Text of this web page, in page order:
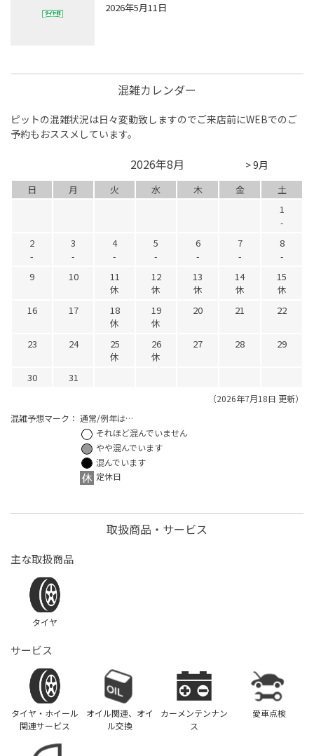
2026年5月11日
混雑カレンダー
ピットの混雑状況は日々変動致しますのでご来店前にWEBでのご
予約もおススメしています。
> 9月
2026年8月
日 月 火 水 木 金
土
1
-
2
-
3
-
4
-
5
-
6
-
7
-
8
-
9
10
11
休
12
休
13
休
14
休
15
休
16
17
18
休
19
休
20 21 22
23 24
25
休
26
休
27 28 29
30 31
（2026年7月18日 更新）
混雑予想マーク： 通常/例年は…
それほど混んでいません
やや混んでいます
混んでいます
定休日
取扱商品・サービス
主な取扱商品
タイヤ
サービス
タイヤ・ホイール
関連サービス
オイル関連、オイ
ル交換
カーメンテンナン
ス
愛車点検